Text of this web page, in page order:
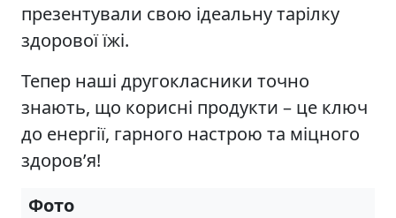
презентували свою ідеальну тарілку
здорової їжі.
Тепер наші другокласники точно
знають, що корисні продукти – це ключ
до енергії, гарного настрою та міцного
здоров’я!
Фото